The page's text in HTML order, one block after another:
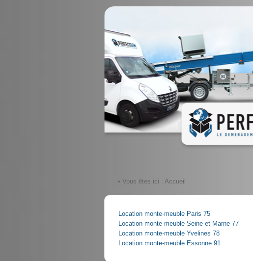
• Vous êtes ici : Accueil
Location monte-meuble Paris 75
Location monte-meuble Seine et Marne 77
Location monte-meuble Yvelines 78
Location monte-meuble Essonne 91